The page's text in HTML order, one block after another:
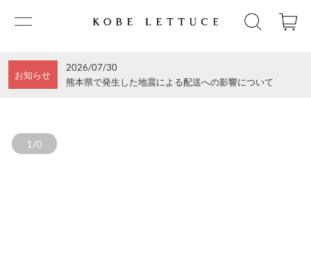
お知らせ
2026/07/30
熊本県で発生した地震による配送への影響について
1/0